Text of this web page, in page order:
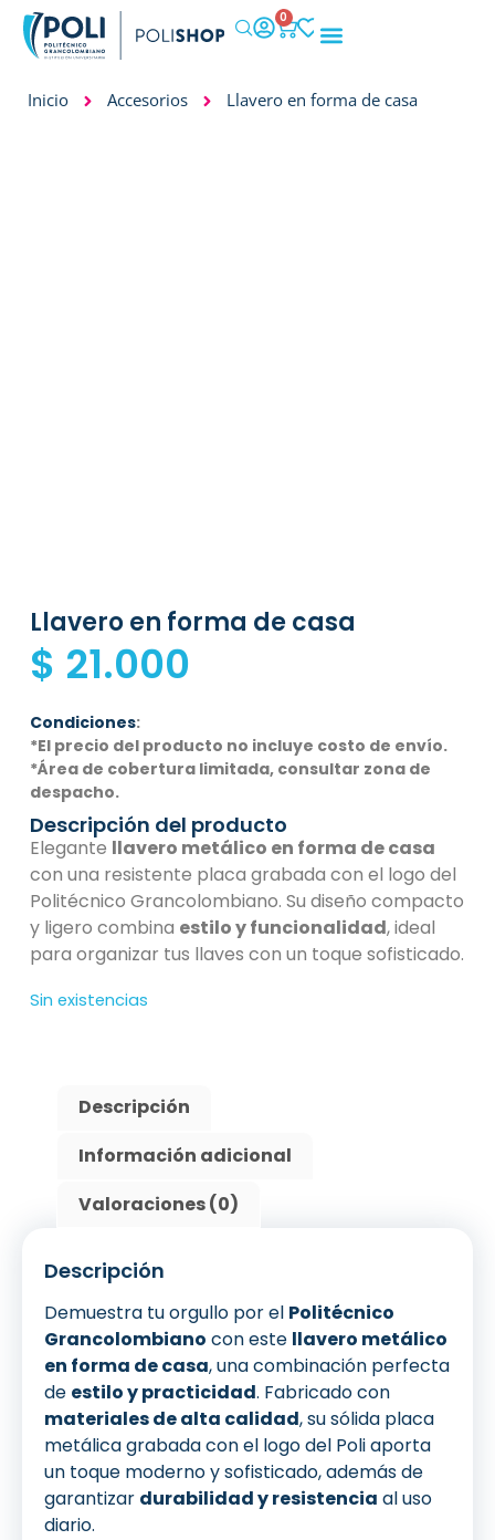
0
Inicio Accesorios Llavero en forma de casa
Llavero en forma de casa
$ 21.000
Condiciones:
*El precio del producto no incluye costo de envío.
*Área de cobertura limitada, consultar zona de
despacho.
Descripción del producto
Elegante llavero metálico en forma de casa
con una resistente placa grabada con el logo del
Politécnico Grancolombiano. Su diseño compacto
y ligero combina estilo y funcionalidad, ideal
para organizar tus llaves con un toque sofisticado.
Sin existencias
Descripción
Información adicional
Valoraciones (0)
Descripción
Demuestra tu orgullo por el Politécnico
Grancolombiano con este llavero metálico
en forma de casa, una combinación perfecta
de estilo y practicidad. Fabricado con
materiales de alta calidad, su sólida placa
metálica grabada con el logo del Poli aporta
un toque moderno y sofisticado, además de
garantizar durabilidad y resistencia al uso
diario.